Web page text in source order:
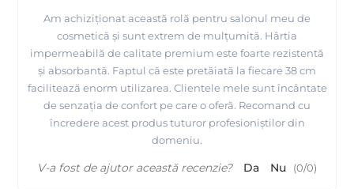
Am achiziționat această rolă pentru salonul meu de
cosmetică și sunt extrem de mulțumită. Hârtia
impermeabilă de calitate premium este foarte rezistentă
și absorbantă. Faptul că este pretăiată la fiecare 38 cm
facilitează enorm utilizarea. Clientele mele sunt încântate
de senzația de confort pe care o oferă. Recomand cu
încredere acest produs tuturor profesioniștilor din
domeniu.
V-a fost de ajutor această recenzie? Da Nu (0/0)